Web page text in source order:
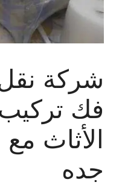
شركة
فك
الأثاث
جده